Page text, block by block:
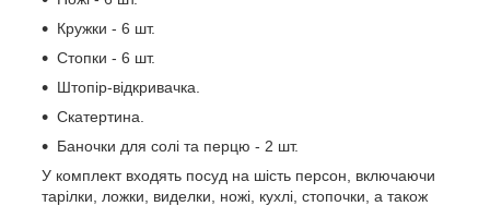
Кружки - 6 шт.
Стопки - 6 шт.
Штопір-відкривачка.
Скатертина.
Баночки для солі та перцю - 2 шт.
У комплект входять посуд на шість персон, включаючи
тарілки, ложки, виделки, ножі, кухлі, стопочки, а також